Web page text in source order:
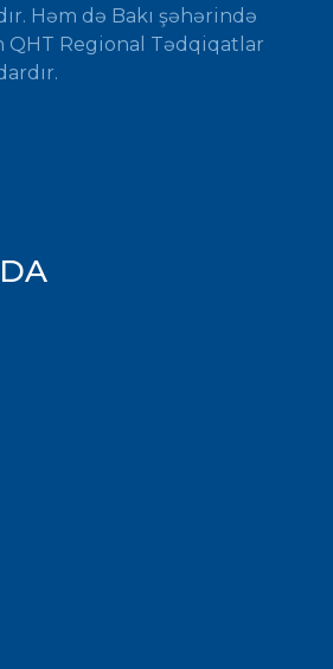
Həm də Bakı şəhərində
QHT Regional Tədqiqatlar